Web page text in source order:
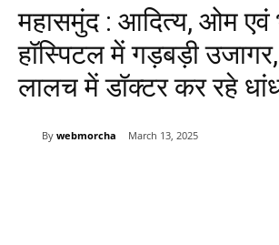
महासमुंद : आदित्य, ओम एवं
हॉस्पिटल में गड़बड़ी
लालच में डॉक्टर कर रहे
By webmorcha March 13, 2025